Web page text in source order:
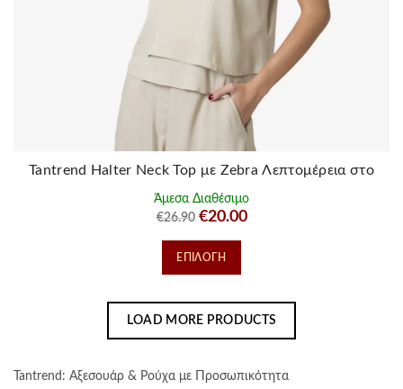
Tantrend Halter Neck Top με Zebra Λεπτομέρεια στο
Λαιμό
Άμεσα Διαθέσιμο
€26.90 Original
price
was:
€20.00Η
€20.00.
ΕΠΙΛΟΓΉ
LOAD MORE PRODUCTS
Tantrend: Αξεσουάρ & Ρούχα με Προσωπικότητα